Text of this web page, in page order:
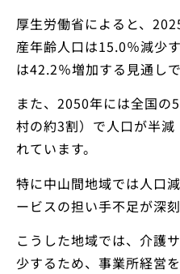
厚生労働省によると、
産年齢人口は15.0％減少
は42.2％増加する見通しで
また、2050年には全国の
村の約3割）で人口が半
れています。
特に中山間地域では人口
ービスの担い手不足が深
こうした地域では、介護
少するため、事業所経営